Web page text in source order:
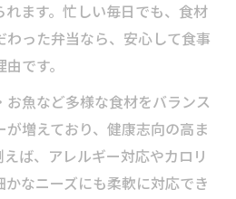
ます。忙しい毎日でも、食材
った弁当なら、安心して食事
です。
魚など多様な食材をバランス
増えており、健康志向の高ま
ば、アレルギー対応やカロリ
なニーズにも柔軟に対応でき